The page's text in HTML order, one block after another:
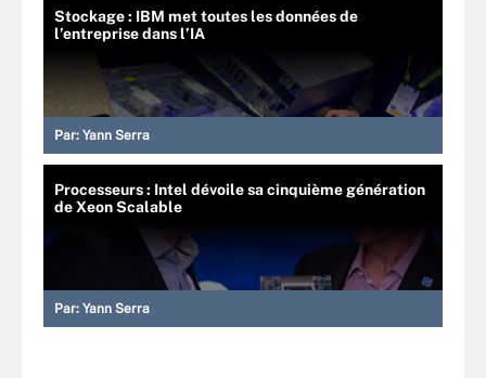
Stockage : IBM met toutes les données de
l’entreprise dans l’IA
Par: Yann Serra
Processeurs : Intel dévoile sa cinquième génération
de Xeon Scalable
Par: Yann Serra